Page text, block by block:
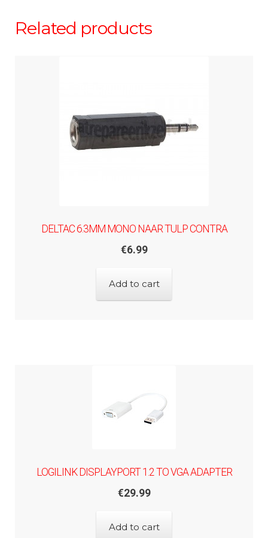
Related products
DELTAC 6.3MM MONO NAAR TULP CONTRA
€6.99
Add to cart
LOGILINK DISPLAYPORT 1.2 TO VGA ADAPTER
€29.99
Add to cart